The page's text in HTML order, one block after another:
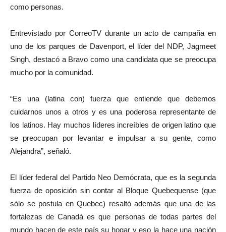
como personas.
Entrevistado por CorreoTV durante un acto de campaña en
uno de los parques de Davenport, el líder del NDP, Jagmeet
Singh, destacó a Bravo como una candidata que se preocupa
mucho por la comunidad.
“Es una (latina con) fuerza que entiende que debemos
cuidarnos unos a otros y es una poderosa representante de
los latinos. Hay muchos líderes increíbles de origen latino que
se preocupan por levantar e impulsar a su gente, como
Alejandra”, señaló.
El líder federal del Partido Neo Demócrata, que es la segunda
fuerza de oposición sin contar al Bloque Quebequense (que
sólo se postula en Quebec) resaltó además que una de las
fortalezas de Canadá es que personas de todas partes del
mundo hacen de este país su hogar y eso la hace una nación